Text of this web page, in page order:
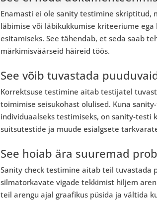
Enamasti ei ole sanity testimine
läbimise või läbikukkumise kriteeriume
esitamiseks. See tähendab, et seda saab
märkimisväärseid häireid töös.
See võib tuvastada
Korrektsuse testimine aitab testijatel
toimimise seisukohast olulised. Kuna
individuaalseks testimiseks, on sanity-testi
suitsutestide ja muude esialgsete
See hoiab ära suuremad
Sanity check testimine aitab teil tuvastada
silmatorkavate vigade tekkimist hiljem
teil arengu ajal graafikus püsida ja vältida